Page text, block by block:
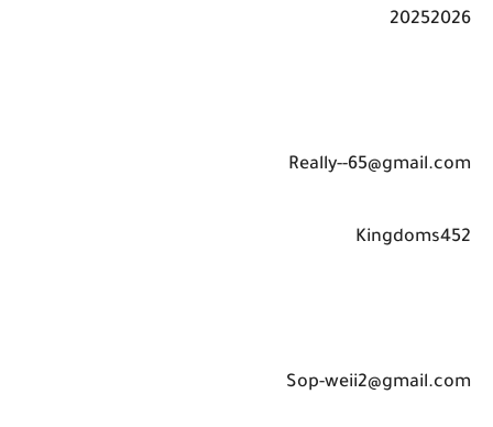
20252026
Really--65@gmail.com
Kingdoms452
Sop-weii2@gmail.com